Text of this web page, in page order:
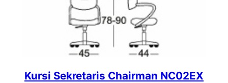
Kursi Sekretaris Chairman NC02EX